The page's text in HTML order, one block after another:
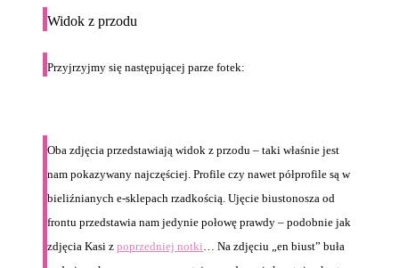
Widok z przodu
Przyjrzyjmy się następującej parze fotek:
Oba zdjęcia przedstawiają widok z przodu – taki właśnie jest
nam pokazywany najczęściej. Profile czy nawet półprofile są w
bieliźnianych e-sklepach rzadkością. Ujęcie biustonosza od
frontu przedstawia nam jedynie połowę prawdy – podobnie jak
zdjęcia Kasi z poprzedniej notki … Na zdjęciu „en biust” buła